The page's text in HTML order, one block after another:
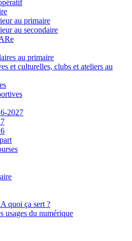
au primaire
au secondaire
au primaire
et culturelles, clubs et ateliers au
2027
quoi ça sert ?
usages du numérique